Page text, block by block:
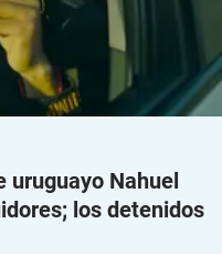
uruguayo Nahuel
los detenidos